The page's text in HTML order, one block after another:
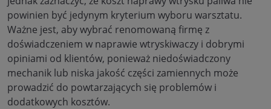
powinien być jedynym kryterium wyboru warsztatu.
Ważne jest, aby wybrać renomowaną firmę z
doświadczeniem w naprawie wtryskiwaczy i dobrymi
opiniami od klientów, ponieważ niedoświadczony
mechanik lub niska jakość części zamiennych może
prowadzić do powtarzających się problemów i
dodatkowych kosztów.